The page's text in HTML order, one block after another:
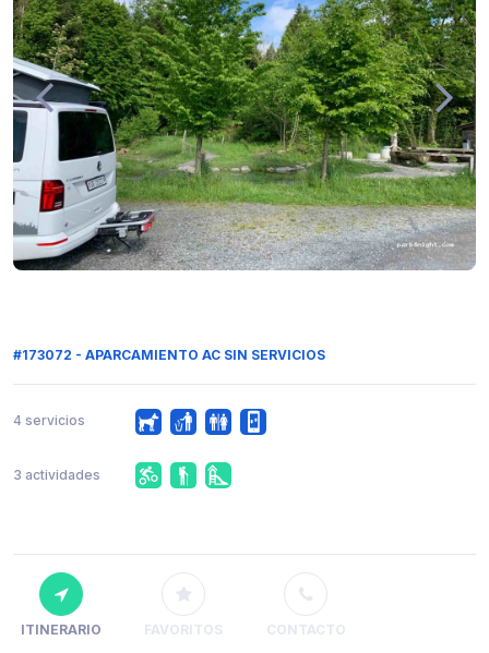
#173072 - APARCAMIENTO AC SIN SERVICIOS
4 servicios
3 actividades
ITINERARIO FAVORITOS CONTACTO